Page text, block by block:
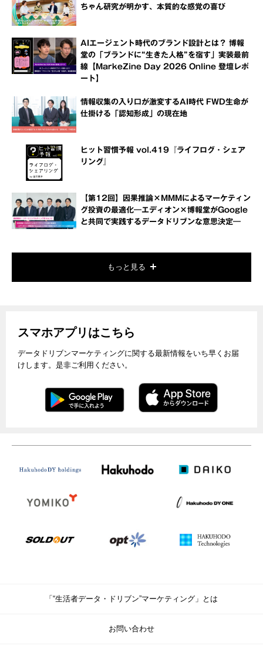
ちゃん研究が明かす、本質的な感覚の喜び
AIエージェント時代のブランド設計とは？ 博報
堂の「ブランドに“生きた人格”を宿す」実装最前
線【MarkeZine Day 2026 Online 登壇レポ
ート】
情報収集の入り口が激変するAI時代 FWD生命が
仕掛ける「認知形成」の現在地
ヒット習慣予報 vol.419『ライフログ・シェア
リング』
【第12回】因果推論×MMMによるマーケティン
グ投資の最適化―エディオン×博報堂がGoogle
と共同で実践するデータドリブンな意思決定―
もっと見る
スマホアプリはこちら
データドリブンマーケティングに関する最新情報をいち早くお届
けします。是非ご利用ください。
「“生活者データ・ドリブン”マーケティング」とは
お問い合わせ